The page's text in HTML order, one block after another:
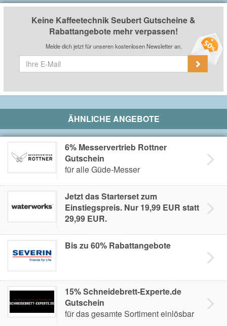
Siebträger
Keine Kaffeetechnik Seubert Gutscheine &
Rabattangebote mehr verpassen!
Melde dich jetzt für unseren kostenlosen Newsletter an.
ÄHNLICHE ANGEBOTE
6% Messervertrieb Rottner
Gutschein
für alle Güde-Messer
Jetzt das Starterset zum
Einstiegspreis. Nur 19,99 EUR statt
29,99 EUR.
Bis zu 60% Rabattangebote
15% Schneidebrett-Experte.de
Gutschein
für das gesamte Sortiment einlösbar